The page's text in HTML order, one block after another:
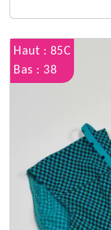
Haut : 85C
Bas : 38